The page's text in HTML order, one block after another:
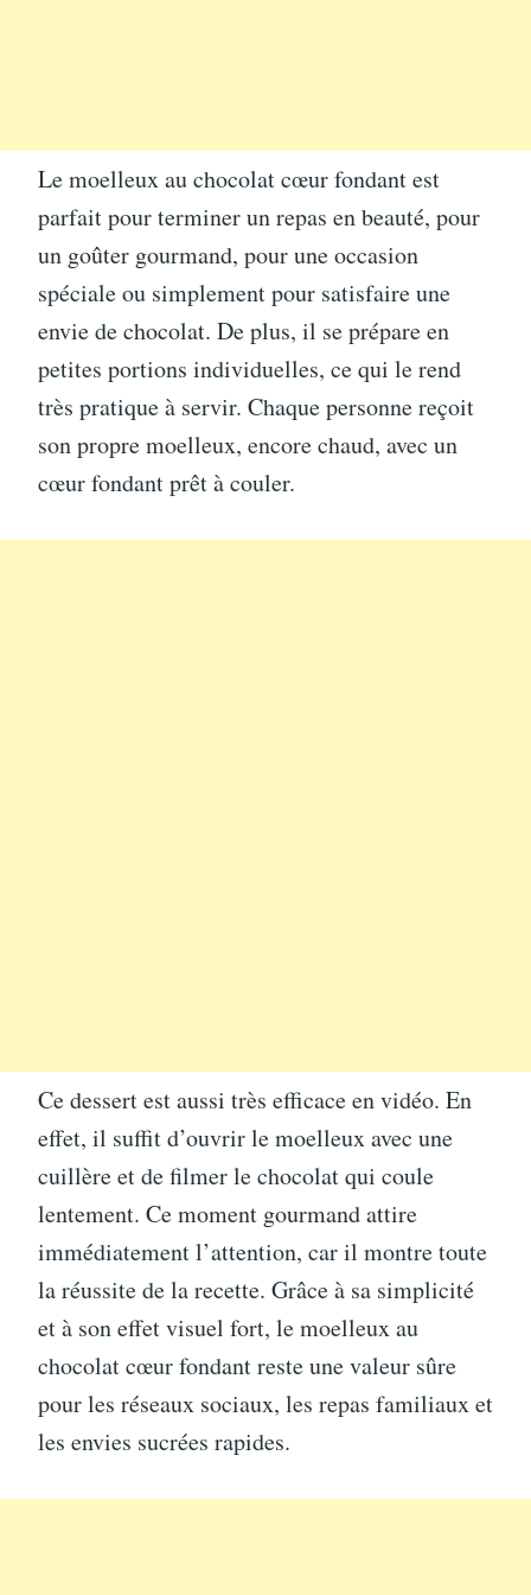
Le moelleux au chocolat cœur fondant est
parfait pour terminer un repas en beauté, pour
un goûter gourmand, pour une occasion
spéciale ou simplement pour satisfaire une
envie de chocolat. De plus, il se prépare en
petites portions individuelles, ce qui le rend
très pratique à servir. Chaque personne reçoit
son propre moelleux, encore chaud, avec un
cœur fondant prêt à couler.
Ce dessert est aussi très efficace en vidéo. En
effet, il suffit d’ouvrir le moelleux avec une
cuillère et de filmer le chocolat qui coule
lentement. Ce moment gourmand attire
immédiatement l’attention, car il montre toute
la réussite de la recette. Grâce à sa simplicité
et à son effet visuel fort, le moelleux au
chocolat cœur fondant reste une valeur sûre
pour les réseaux sociaux, les repas familiaux et
les envies sucrées rapides.